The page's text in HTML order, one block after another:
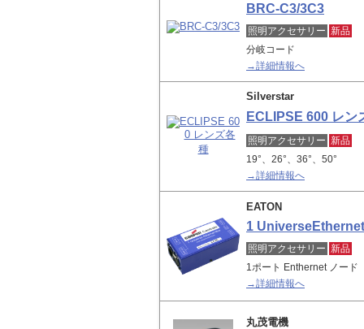
BRC-C3/3C3
照明アクセサリー 新品
分岐コード
→詳細情報へ
Silverstar
ECLIPSE 600 レン
照明アクセサリー 新品
19°、26°、36°、50°
→詳細情報へ
EATON
1
照明アクセサリー 新品
1ポート Enthernet ノード
→詳細情報へ
丸茂電機